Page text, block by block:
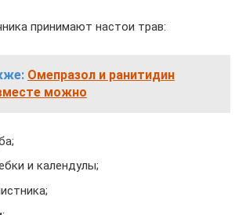
принимают настои трав:
Омепразол и ранитидин
можно
и календулы;